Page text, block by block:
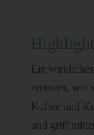
Highlight
Ein
erinnern, wie
Kaffee und
und griff